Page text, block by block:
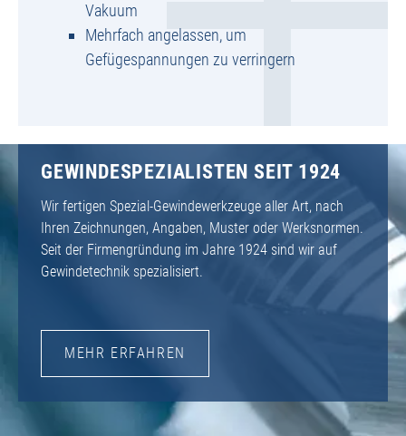
Vakuum
Mehrfach angelassen, um
Gefügespannungen zu verringern
GEWINDESPEZIALISTEN SEIT 1924
Wir fertigen Spezial-Gewindewerkzeuge aller Art, nach
Ihren Zeichnungen, Angaben, Muster oder Werksnormen.
Seit der Firmengründung im Jahre 1924 sind wir auf
Gewindetechnik spezialisiert.
MEHR ERFAHREN